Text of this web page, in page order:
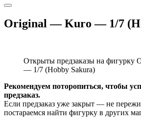
Original — Kuro — 1/7
Открыты предзаказы на фигурку
— 1/7 (Hobby Sakura)
Рекомендуем поторопиться, чтобы
предзаказ.
Если предзаказ уже закрыт — не
постараемся найти фигурку в других